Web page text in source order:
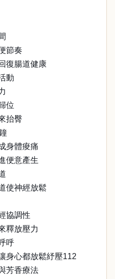
節奏
復腸道健康
動
位
抬臀
身體痠痛
便意產生
使神經放鬆
協調性
釋放壓力
呼
身心都放鬆紓壓112
芳香療法